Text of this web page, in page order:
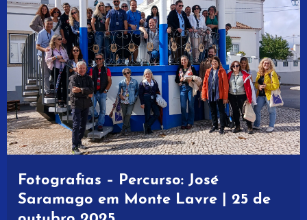
Fotografias – Percurso: José
Saramago em Monte Lavre | 25 de